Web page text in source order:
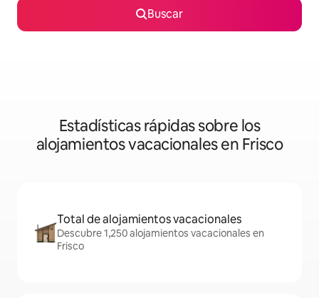
Buscar
Estadísticas rápidas sobre los
alojamientos vacacionales en Frisco
Total de alojamientos vacacionales
Descubre 1,250 alojamientos vacacionales en
Frisco